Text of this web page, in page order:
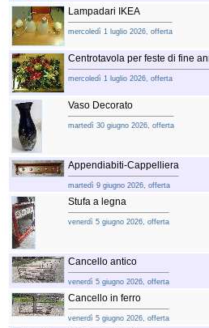
Lampadari IKEA
mercoledì 1 luglio 2026, offerta
Centrotavola per feste di fine
mercoledì 1 luglio 2026, offerta
Vaso Decorato
martedì 30 giugno 2026, offerta
Appendiabiti-Cappelliera
martedì 9 giugno 2026, offerta
Stufa a legna
venerdì 5 giugno 2026, offerta
Cancello antico
venerdì 5 giugno 2026, offerta
Cancello in ferro
venerdì 5 giugno 2026, offerta